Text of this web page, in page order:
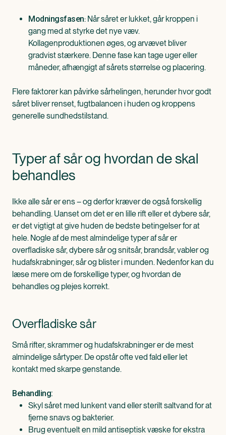
Modningsfasen: Når såret er lukket, går kroppen i
gang med at styrke det nye væv.
Kollagenproduktionen øges, og arvævet bliver
gradvist stærkere. Denne fase kan tage uger eller
måneder, afhængigt af sårets størrelse og placering.
Flere faktorer kan påvirke sårhelingen, herunder hvor godt
såret bliver renset, fugtbalancen i huden og kroppens
generelle sundhedstilstand.
Typer af sår og hvordan de skal
behandles
Ikke alle sår er ens – og derfor kræver de også forskellig
behandling. Uanset om det er en lille rift eller et dybere sår,
er det vigtigt at give huden de bedste betingelser for at
hele. Nogle af de mest almindelige typer af sår er
overfladiske sår, dybere sår og snitsår, brandsår, vabler og
hudafskrabninger, sår og blister i munden. Nedenfor kan du
læse mere om de forskellige typer, og hvordan de
behandles og plejes korrekt.
Overfladiske sår
Små rifter, skrammer og hudafskrabninger er de mest
almindelige sårtyper. De opstår ofte ved fald eller let
kontakt med skarpe genstande.
Behandling:
Skyl såret med lunkent vand eller sterilt saltvand for at
fjerne snavs og bakterier.
Brug eventuelt en mild antiseptisk væske for ekstra